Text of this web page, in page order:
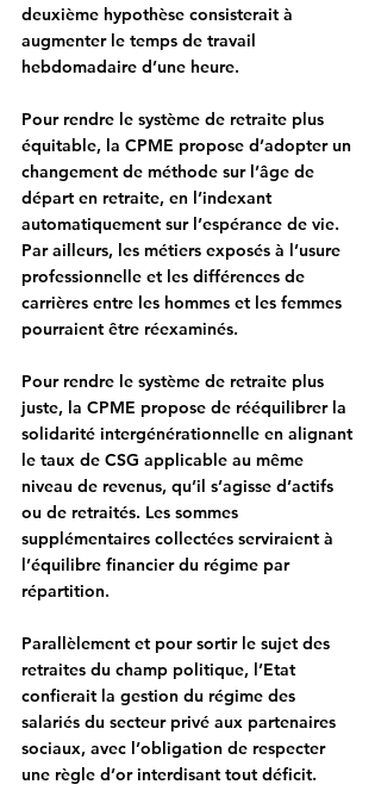
deuxième hypothèse consisterait à
augmenter le temps de travail
hebdomadaire d’une heure.
Pour rendre le système de retraite plus
équitable, la CPME propose d’adopter un
changement de méthode sur l’âge de
départ en retraite, en l’indexant
automatiquement sur l’espérance de vie.
Par ailleurs, les métiers exposés à l’usure
professionnelle et les différences de
carrières entre les hommes et les femmes
pourraient être réexaminés.
Pour rendre le système de retraite plus
juste, la CPME propose de rééquilibrer la
solidarité intergénérationnelle en alignant
le taux de CSG applicable au même
niveau de revenus, qu’il s’agisse d’actifs
ou de retraités. Les sommes
supplémentaires collectées serviraient à
l’équilibre financier du régime par
répartition.
Parallèlement et pour sortir le sujet des
retraites du champ politique, l’Etat
confierait la gestion du régime des
salariés du secteur privé aux partenaires
sociaux, avec l’obligation de respecter
une règle d’or interdisant tout déficit.